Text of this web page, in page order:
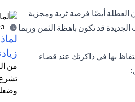
العطلة أيضًا فرصة ثرية ومجزية
قد تكون باهظة الثمن وربما
بها في ذاكرتك عند قضاء
من